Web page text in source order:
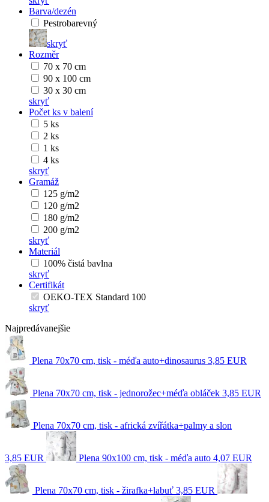
Barva/dezén
Pestrobarevný
skryť
Rozměr
70 x 70 cm
90 x 100 cm
30 x 30 cm
skryť
Počet ks v balení
5 ks
2 ks
1 ks
4 ks
skryť
Gramáž
125 g/m2
120 g/m2
180 g/m2
200 g/m2
skryť
Materiál
100% čistá bavlna
skryť
Certifikát
OEKO-TEX Standard 100
skryť
Najpredávanejšie
Plena 70x70 cm, tisk - méďa auto+dinosaurus 3,85 EUR
Plena 70x70 cm, tisk - jednorožec+méďa obláček 3,85 EUR
Plena 70x70 cm, tisk - africká zvířátka+palmy a slon
3,85 EUR Plena 90x100 cm, tisk - méďa auto 4,07 EUR
Plena 70x70 cm, tisk - žirafka+labuť 3,85 EUR